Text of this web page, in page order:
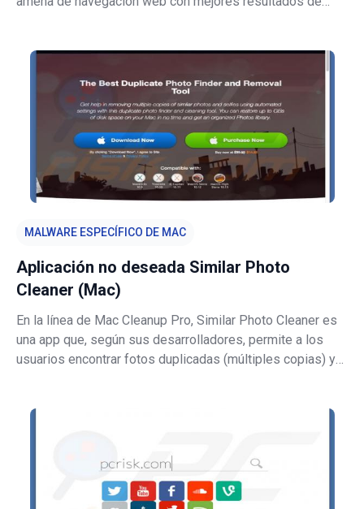
realidad, los desarrolladores lo
MALWARE ESPECÍFICO DE MAC
Aplicación no deseada Similar Photo
Cleaner (Mac)
En la línea de Mac Cleanup Pro, Similar Photo Cleaner es
una app que, según sus desarrolladores, permite a los
usuarios encontrar fotos duplicadas (múltiples copias) y
disco duro.